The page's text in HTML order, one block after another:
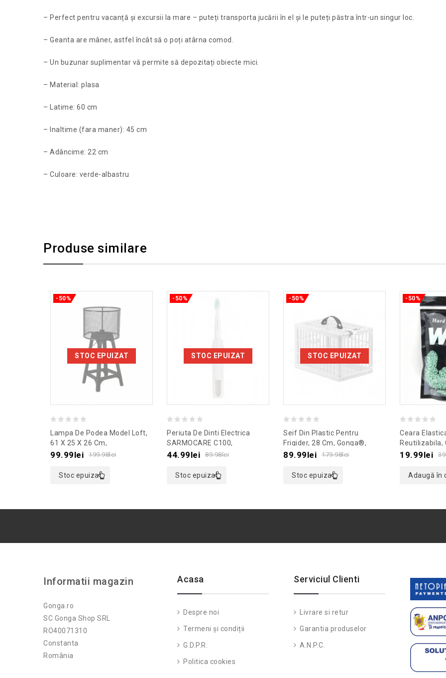
– Perfect pentru vacanță și excursii la mare – puteți transporta jucării în el și le puteți păstra într-un singur loc.
– Geanta are mâner, astfel încât să o poți atârna comod.
– Un buzunar suplimentar vă permite să depozitați obiecte mici.
– Material: plasa
– Latime: 60 cm
– Inaltime (fara maner): 45 cm
– Adâncime: 22 cm
– Culoare: verde-albastru
Produse similare
STOC EPUIZAT
-50%
out
of
Lampa De Podea Model Loft,
61 X 25 X 26 Cm,
Culoaremodel Negru
199.98lei
99.99lei
Stoc epuizat
STOC EPUIZAT
-50%
out
of
Periuta De Dinti Electrica
SARMOCARE C100,
Culoaremodel Alb
89.98lei
44.99lei
Stoc epuizat
STOC EPUIZAT
-50%
out
of
Seif Din Plastic Pentru
Frigider, 28 Cm, Gonga®,
Culoaremodel Alb
179.98lei
89.99lei
Stoc epuizat
-50%
out
of
Ceara
Reutilizabila,
Aloe Vera,
19.99lei
Adaugă în
Informatii magazin
Gonga.ro
SC Gonga Shop SRL
RO40071310
Constanta
România
Acasa
Despre noi
Termeni și condiții
G.D.P.R.
Politica cookies
Serviciul Clienti
Livrare si retur
Garantia produselor
A.N.P.C.